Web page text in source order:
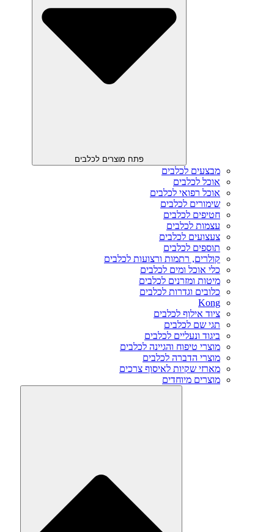
פתח מוצרים לכלבים
מבצעים לכלבים
אוכל לכלבים
אוכל רפואי לכלבים
שימורים לכלבים
חטיפים לכלבים
עצמות לכלבים
צעצועים לכלבים
תוספים לכלבים
קולרים, רתמות ורצועות לכלבים
כלי אוכל ומים לכלבים
מיטות ומזרנים לכלבים
כלובים וגדרות לכלבים
Kong
ציוד אילוף לכלבים
תגי שם לכלבים
ביגוד ונעליים לכלבים
מוצרי טיפוח והגיינה לכלבים
מוצרי הדברה לכלבים
מארזי שקיות לאיסוף צרכים
מוצרים מיוחדים